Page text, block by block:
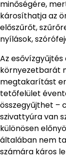
minőségére,
károsíthatja az
előszűrőt,
nyílások,
Az
környezetbarát
megtakarítást
tetőfelület
összegyűjthet –
szivattyúra van
különösen
általában nem
számára káros